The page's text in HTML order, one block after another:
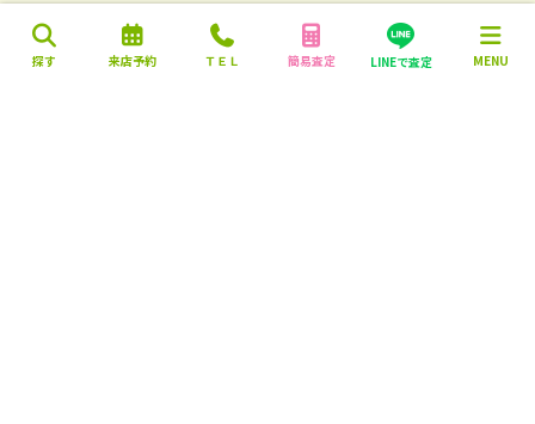
探す 来店予約 ＴＥＬ 簡易査定 LINEで査定 MENU